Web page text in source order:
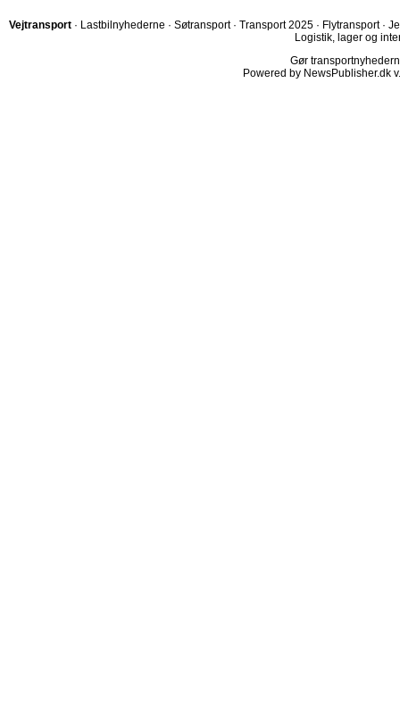
Vejtransport · Lastbilnyhederne · Søtransport · Transport 2025 · Flytransport ·
Logistik, lager og
Gør
Powered by NewsPublisher.dk